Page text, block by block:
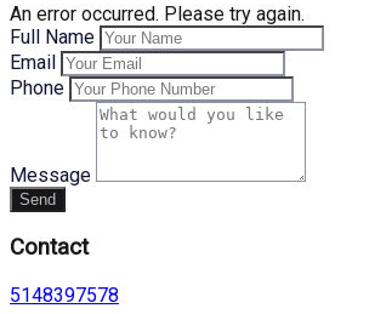
An error occurred. Please try again.
Full Name
Email
Phone
Message
Send
Contact
5148397578